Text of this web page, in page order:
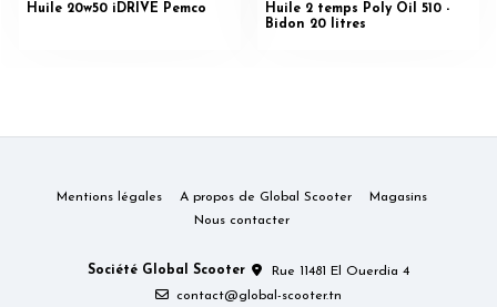
Huile 20w50 iDRIVE Pemco
Huile 2 temps Poly Oil 510 -
Bidon 20 litres
Mentions légales A propos de Global Scooter
Magasins
Nous contacter
Société Global Scooter
Rue 11481 El Ouerdia 4
contact@global-scooter.tn